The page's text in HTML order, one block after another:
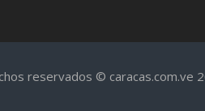
reservados © caracas.com.ve